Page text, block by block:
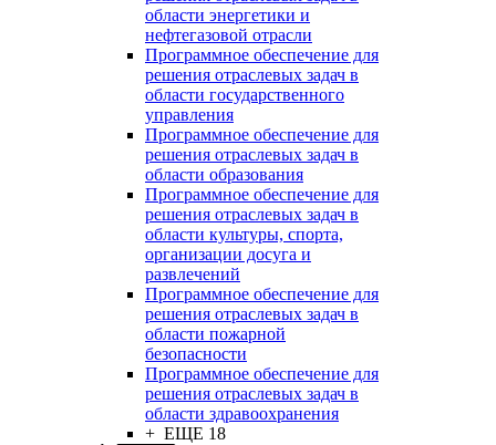
области энергетики и
нефтегазовой отрасли
Программное обеспечение для
решения отраслевых задач в
области государственного
управления
Программное обеспечение для
решения отраслевых задач в
области образования
Программное обеспечение для
решения отраслевых задач в
области культуры, спорта,
организации досуга и
развлечений
Программное обеспечение для
решения отраслевых задач в
области пожарной
безопасности
Программное обеспечение для
решения отраслевых задач в
области здравоохранения
+ ЕЩЕ 18